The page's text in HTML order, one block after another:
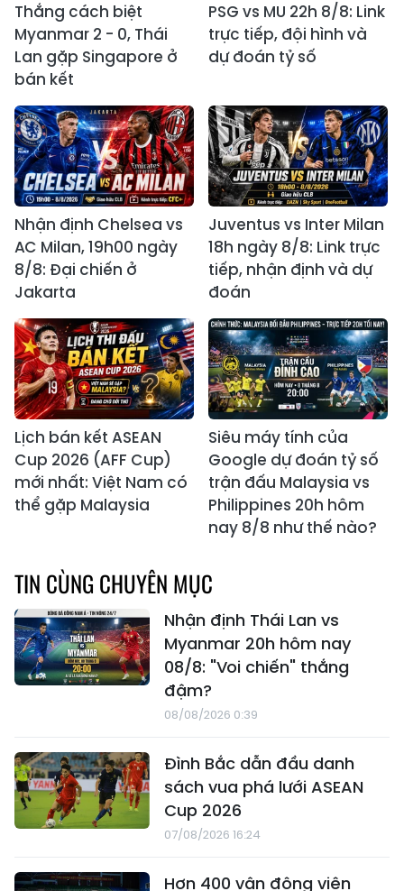
Thắng cách biệt
Myanmar 2 - 0, Thái
Lan gặp Singapore ở
bán kết
PSG vs MU 22h 8/8: Link
trực tiếp, đội hình và
dự đoán tỷ số
Nhận định Chelsea vs
AC Milan, 19h00 ngày
8/8: Đại chiến ở
Jakarta
Juventus vs Inter Milan
18h ngày 8/8: Link trực
tiếp, nhận định và dự
đoán
Lịch bán kết ASEAN
Cup 2026 (AFF Cup)
mới nhất: Việt Nam có
thể gặp Malaysia
Siêu máy tính của
Google dự đoán tỷ số
trận đấu Malaysia vs
Philippines 20h hôm
nay 8/8 như thế nào?
TIN CÙNG CHUYÊN MỤC
Nhận định Thái Lan vs
Myanmar 20h hôm nay
08/8: "Voi chiến" thắng
đậm?
08/08/2026 0:39
Đình Bắc dẫn đầu danh
sách vua phá lưới ASEAN
Cup 2026
07/08/2026 16:24
Hơn 400 vận động viên